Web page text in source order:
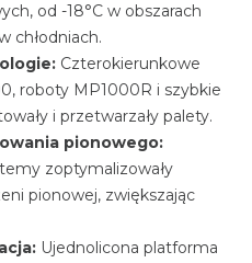
od -18°C w obszarach
chłodniach.
Czterokierunkowe
roboty MP1000R i szybkie
i przetwarzały palety.
pionowego:
zoptymalizowały
pionowej, zwiększając
Ujednolicona platforma